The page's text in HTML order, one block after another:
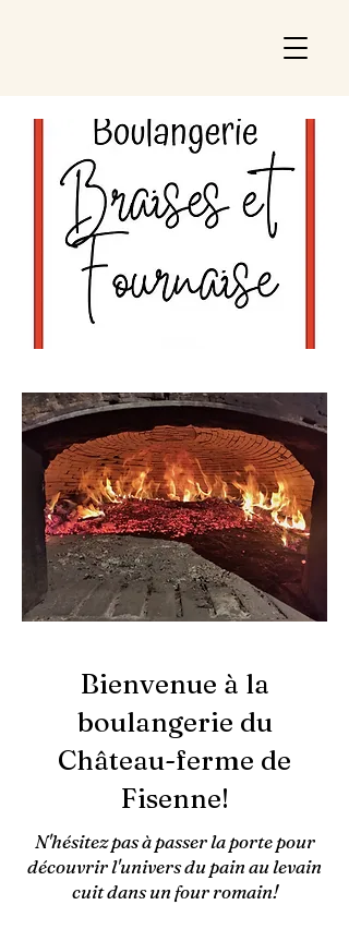
Bienvenue à la
boulangerie du
Château-ferme de
Fisenne!
N'hésitez pas à passer la porte pour
découvrir l'univers du pain au levain
cuit dans un four romain!